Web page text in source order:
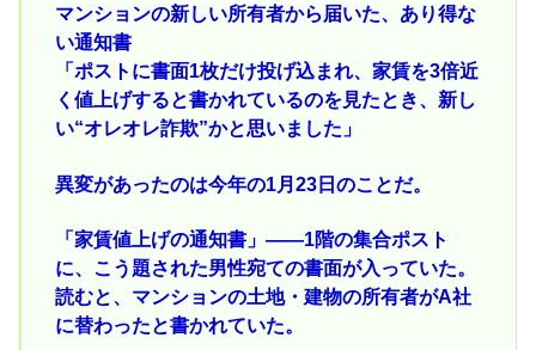
マンションの新しい所有者から届いた、あり得な
い通知書
「ポストに書面1枚だけ投げ込まれ、家賃を3倍近
く値上げすると書かれているのを見たとき、新し
い“オレオレ詐欺”かと思いました」
異変があったのは今年の1月23日のことだ。
「家賃値上げの通知書」――1階の集合ポスト
に、こう題された男性宛ての書面が入っていた。
読むと、マンションの土地・建物の所有者がA社
に替わったと書かれていた。